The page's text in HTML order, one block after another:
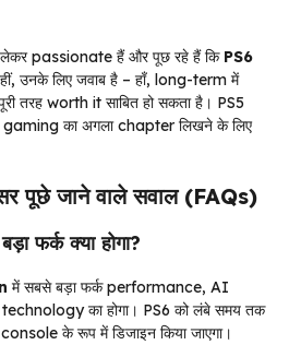
passionate हैं और पूछ रहे हैं कि PS6
उनके लिए जवाब है – हाँ, long-term में
तरह worth it साबित हो सकता है। PS5
का अगला chapter लिखने के लिए
पूछे जाने वाले सवाल (FAQs)
फर्क क्या होगा?
में सबसे बड़ा फर्क performance, AI
का होगा। PS6 को लंबे समय तक
के रूप में डिजाइन किया जाएगा।